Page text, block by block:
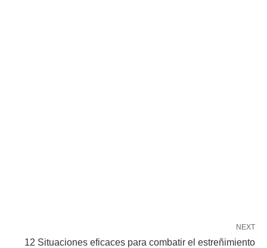
NEXT
12 Situaciones eficaces para combatir el estreñimiento